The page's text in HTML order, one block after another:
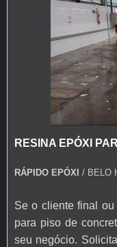
RESINA EPÓXI
RÁPIDO EPÓXI / BELO
Se o cliente final
para piso de
seu negócio.